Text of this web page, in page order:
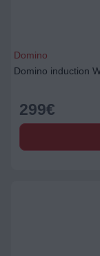
Domino
Domino induction
299€